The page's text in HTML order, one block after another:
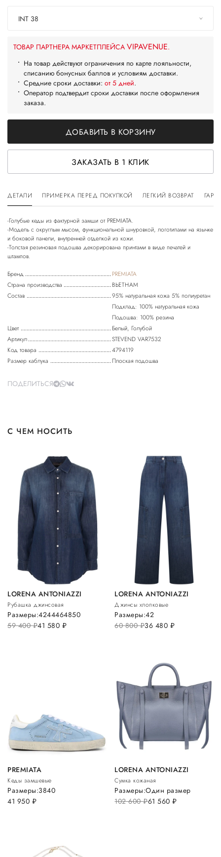
INT 38
ТОВАР ПАРТНЕРА МАРКЕТПЛЕЙСА VIPAVENUE.
На товар действуют ограничения по карте лояльности,
списанию бонусных баллов и условиям доставки.
Средние сроки доставки: от 5 дней.
Оператор подтвердит сроки доставки после оформления
заказа.
ДОБАВИТЬ В КОРЗИНУ
ЗАКАЗАТЬ В 1 КЛИК
ДЕТАЛИ ПРИМЕРКА ПЕРЕД ПОКУПКОЙ ЛЕГКИЙ ВОЗВРАТ
-Голубые кеды из фактурной замши от PREMIATA.
-Модель с округлым мысом, функциональной шнуровкой, логотипами на язычке
и боковой панели, внутренней отделкой из кожи.
-Толстая резиновая подошва декорирована принтами в виде печатей и
Бренд
PREMIATA
Страна производства
ВЬЕТНАМ
Состав
95% натуральная кожа 5% полиуретан
Подклад: 100% натуральная кожа
Подошва: 100% резина
Цвет
Белый, Голубой
Артикул
STEVEND VAR7532
Код товара
4794119
Размер каблука
Плоская подошва
ПОДЕЛИТЬСЯ
С ЧЕМ НОСИТЬ
LORENA ANTONIAZZI
Рубашка джинсовая
59 400руб.41 580 руб.
Размеры:4244464850
LORENA ANTONIAZZI
Джинсы хлопковые
60 800руб.36 480 руб.
Размеры:42
PREMIATA
Кеды замшевые
41 950 руб.
Размеры:3840
LORENA ANTONIAZZI
Сумка кожаная
102 600руб.61 560руб.
Размеры:Один размер